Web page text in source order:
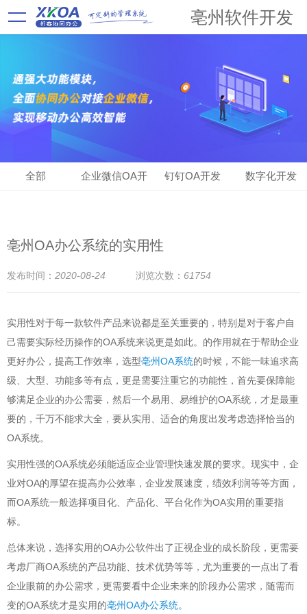
亳州软件开发
全部 企业微信OA开 钉钉OA开发 数字化开发
亳州OA办公系统的实用性
发布时间： 2020-08-24 浏览次数： 61754
实用性对于每一款软件产品来说都是至关重要的，特别是对于客户自
己需要实际经历操作的OA系统来说更是如此。的作用就在于帮助企业
更好办公，提高工作效率，选型亳州OA系统的时候，不能一味追求高
级、大型、功能多等有点，更是需要注重它的功能性，首先要保障能
够满足企业的办公需要，然后一个易用、易维护的OA系统，才是最重
要的，千万不能求大全，要从实用、适合的角度出发考虑选择恰当的
OA系统。
实用性强的OA系统必须能适应企业管理快速发展的要求。现实中，企
业对OA的厚望在提高办公效率，企业发展速度，绩效利润等等方面，
而OA系统一般选择项目化、产品化、平台化作为OA实用的重要指
标。
总体来说，选择实用的OA办公软件出了正视企业的成长阶段，更需要
考虑厂商OA系统的产品功能、技术优势等等，尤为重要的一点出了看
企业眼前的办公需求，更需要看中企业未来的阶段办公需求，随需而
变的OA系统才是实用的亳州OA办公系统。